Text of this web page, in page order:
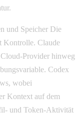
und Speicher Die
Kontrolle. Claude
Provider hinweg
Codex
wobei
Kontext auf dem
und Token-Aktivität